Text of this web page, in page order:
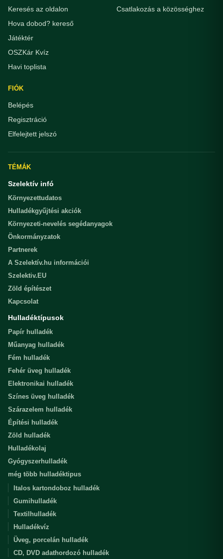
Keresés az oldalon
Hova dobod? kereső
Játéktér
OSZKár Kvíz
Havi toplista
Csatlakozás a közösséghez
FIÓK
Belépés
Regisztráció
Elfelejtett jelszó
TÉMÁK
Szelektív infó
Környezettudatos
Hulladékgyűjtési akciók
Környezeti-nevelés segédanyagok
Önkormányzatok
Partnerek
A Szelektív.hu információi
Szelektiv.EU
Zöld építészet
Kapcsolat
Hulladéktípusok
Papír hulladék
Műanyag hulladék
Fém hulladék
Fehér üveg hulladék
Elektronikai hulladék
Színes üveg hulladék
Szárazelem hulladék
Építési hulladék
Zöld hulladék
Hulladékolaj
Gyógyszerhulladék
még több hulladéktipus
Italos kartondoboz hulladék
Gumihulladék
Textilhulladék
Hulladékvíz
Üveg, porcelán hulladék
CD, DVD adathordozó hulladék